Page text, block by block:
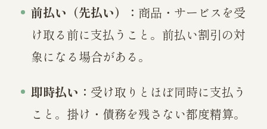
前払い（先払い）： 商品・サービスを受
け取る前に支払うこと。前払い割引の対
象になる場合がある。
即時払い： 受け取りとほぼ同時に支払う
こと。掛け・債務を残さない都度精算。